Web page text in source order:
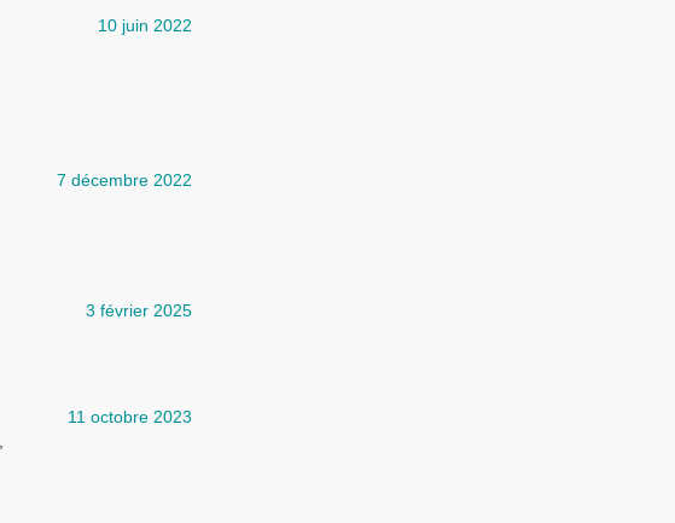
10 juin 2022
7 décembre 2022
3 février 2025
11 octobre 2023